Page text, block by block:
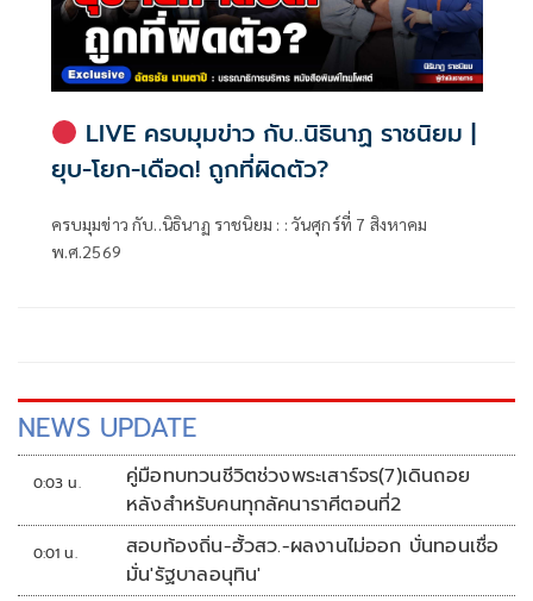
LIVE ครบมุมข่าว กับ..นิธินาฏ ราชนิยม |
ยุบ-โยก-เดือด! ถูกที่ผิดตัว?
ครบมุมข่าว กับ..นิธินาฏ ราชนิยม : : วันศุกร์ที่ 7 สิงหาคม
พ.ศ.2569
NEWS UPDATE
0:03 น.
คู่มือทบทวนชีวิตช่วงพระเสาร์จร(7)เดินถอย
หลังสำหรับคนทุกลัคนาราศีตอนที่2
0:01 น.
สอบท้องถิ่น-ฮั้วสว.-ผลงานไม่ออก บั่นทอนเชื่อ
มั่น'รัฐบาลอนุทิน'